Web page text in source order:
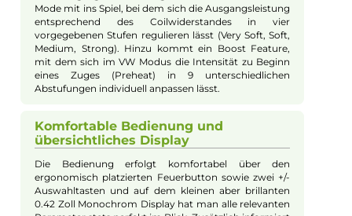
indem zum Beispiel das vorinstallierte dotAIO
Tankmodul durch ein als Zubehör erhältliches Boro
Tank Modul oder auch ein 510er Modul mit
integriertem Squonker Tanksegment ersetzt werden
kann. Somit eignet sich das dotAIO X System sowohl
für die Nutzung der DotMod eigenen dotAIO Tanks
und Coils als auch für die Verwendung von gängigen
RBAs, RDAs und Squonker). Dank des modularen
Aufbaus ist das System sehr zukunftsorientiert und
ersetzen lassen und das System für zukünftige
Weiterentwicklungen bestens gerüstet ist. Egal
welche Dampfart (DL, RDL, MTL) man bevorzugt und